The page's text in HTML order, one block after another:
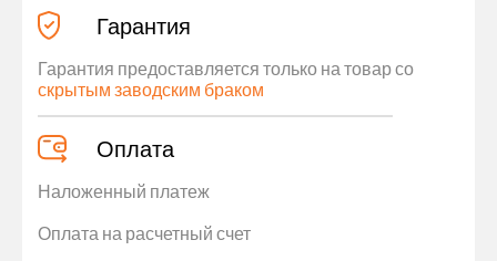
Гарантия
Гарантия предоставляется только на товар со
скрытым заводским браком
Оплата
Наложенный платеж
Оплата на расчетный счет